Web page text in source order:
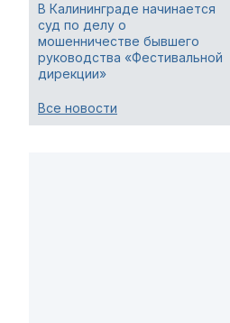
В Калининграде начинается
суд по делу о
мошенничестве бывшего
руководства «Фестивальной
дирекции»
Все новости